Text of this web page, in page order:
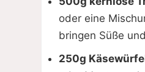
oder eine
bringen Süße
250g